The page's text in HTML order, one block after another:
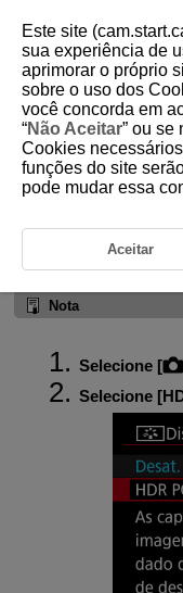
D388-081
Disparo no
Disparo HDR (PQ)]
estão em conformidade
de gama do sinal de
ITU-R
Nota
Selecione [
Selecione [
Este site
sua experiência de
aprimorar o próprio
sobre o uso dos
você concorda em
“Não Aceitar” ou se
Cookies
funções do site
pode mudar essa
Aceitar